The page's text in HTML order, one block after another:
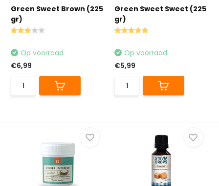
Green Sweet Brown (225
gr)
Op voorraad
€6,99
Green Sweet Sweet (225
gr)
Op voorraad
€5,99